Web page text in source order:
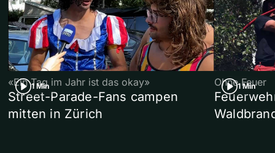
1 Min
«Ein Tag im Jahr ist das okay»
Street-Parade-Fans campen
mitten in Zürich
1 Min
Ohne Feuer